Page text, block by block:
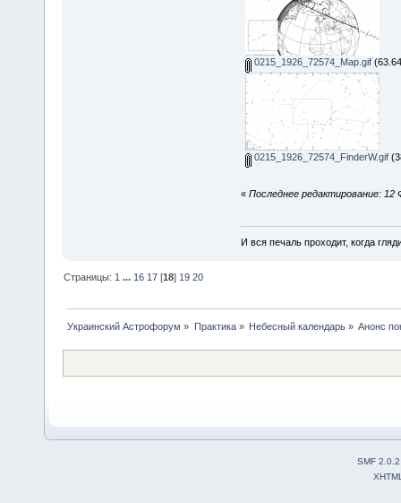
0215_1926_72574_Map.gif
0215_1926_72574_FinderW.gif
« Последнее редактирование: 12
И вся печаль проходит, когда
Страницы: 1 ... 16 17 [18] 19 20
Украинский Астрофорум » Практика» Небесный календарь» Анонс
SMF 2.0.2